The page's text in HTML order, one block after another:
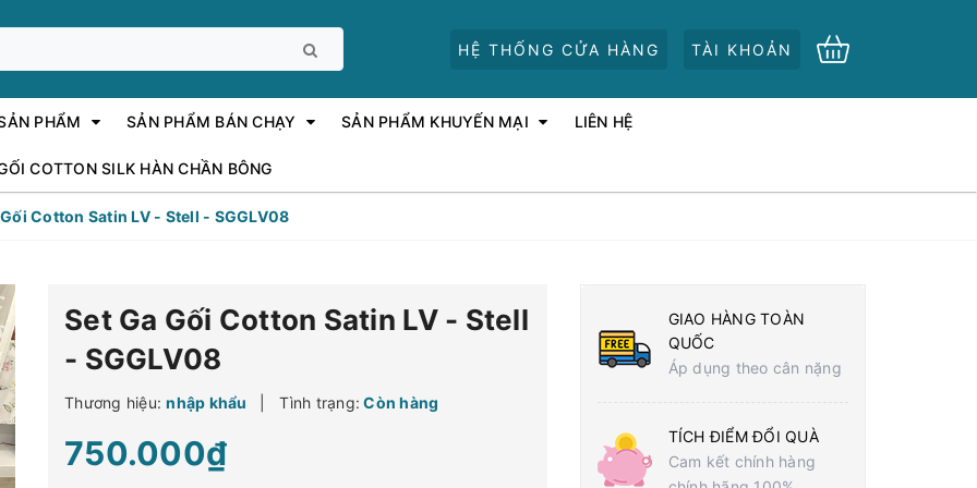
HỆ THỐNG CỬA HÀNG TÀI KHOẢN
PHẨM SẢN PHẨM BÁN CHẠY SẢN PHẨM KHUYẾN MẠI LIÊN HỆ
COTTON SILK HÀN CHẦN BÔNG
Cotton Satin LV - Stell - SGGLV08
Set Ga Gối Cotton Satin LV - Stell
- SGGLV08
Thương hiệu: nhập khẩu Tình trạng: Còn hàng
750.000₫
GIAO HÀNG TOÀN
QUỐC
Áp dụng theo cân nặng
TÍCH ĐIỂM ĐỔI QUÀ
Cam kết chính hàng